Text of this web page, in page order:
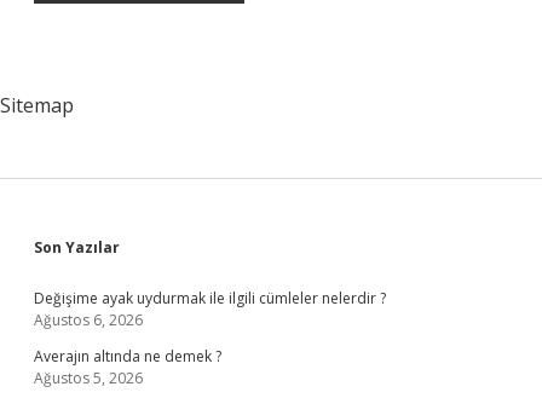
Sitemap
Sidebar
Son Yazılar
Değişime ayak uydurmak ile ilgili cümleler nelerdir ?
Ağustos 6, 2026
Averajın altında ne demek ?
Ağustos 5, 2026